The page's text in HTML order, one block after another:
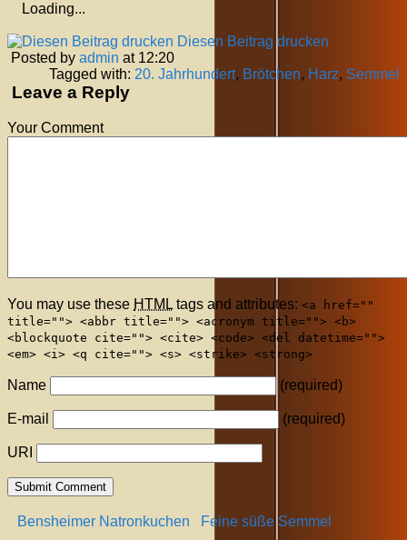
Loading...
Diesen Beitrag drucken
Posted by admin at 12:20
Tagged with: 20. Jahrhundert, Brötchen, Harz, Semmel
Leave a Reply
Your Comment
You may use these HTML tags and attributes: <a href=""
title=""> <abbr title=""> <acronym title=""> <b>
<blockquote cite=""> <cite> <code> <del datetime="">
<em> <i> <q cite=""> <s> <strike> <strong>
Name (required)
E-mail (required)
URI
Bensheimer Natronkuchen Feine süße Semmel